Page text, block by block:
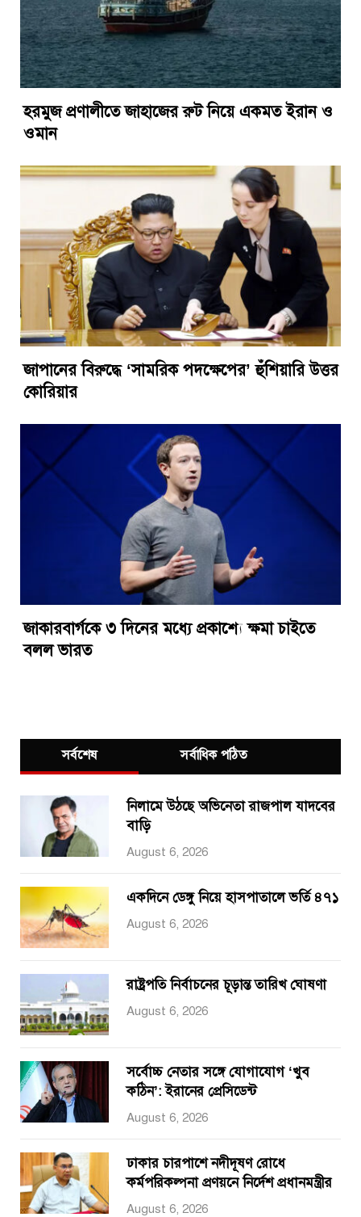
হরমুজ প্রণালীতে জাহাজের রুট নিয়ে একমত ইরান ও
ওমান
জাপানের বিরুদ্ধে ‘সামরিক পদক্ষেপের’ হুঁশিয়ারি উত্তর
কোরিয়ার
জাকারবার্গকে ৩ দিনের মধ্যে প্রকাশ্যে ক্ষমা চাইতে
বলল ভারত
সর্বশেষ সর্বাধিক পঠিত
নিলামে উঠছে অভিনেতা রাজপাল যাদবের
বাড়ি
August 6, 2026
একদিনে ডেঙ্গু নিয়ে হাসপাতালে ভর্তি ৪৭১
August 6, 2026
রাষ্ট্রপতি নির্বাচনের চূড়ান্ত তারিখ ঘোষণা
August 6, 2026
সর্বোচ্চ নেতার সঙ্গে যোগাযোগ ‘খুব
কঠিন’: ইরানের প্রেসিডেন্ট
August 6, 2026
ঢাকার চারপাশে নদীদূষণ রোধে
কর্মপরিকল্পনা প্রণয়নে নির্দেশ প্রধানমন্ত্রীর
August 6, 2026